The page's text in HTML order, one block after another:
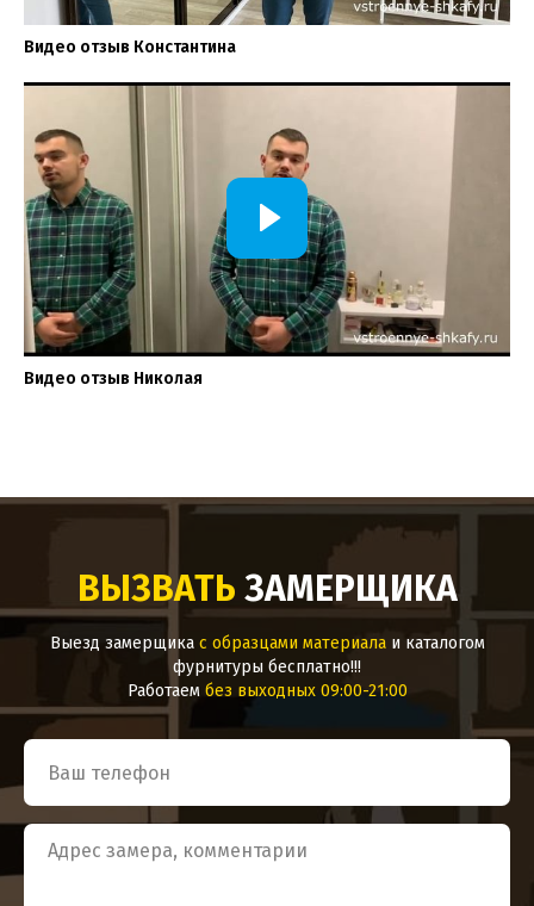
Видео отзыв Константина
Видео отзыв Николая
ВЫЗВАТЬ ЗАМЕРЩИКА
Выезд замерщика с образцами материала и каталогом
фурнитуры бесплатно!!!
Работаем без выходных 09:00-21:00